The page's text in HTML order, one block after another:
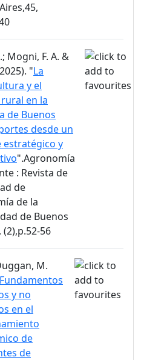
Mogni, F. A. &
"La
y el
en la
de Buenos
desde un
estratégico y
".Agronomía
: Revista de
de
de la
de Buenos
(2),p.52-56
M.
Fundamentos
y no
en el
de
de